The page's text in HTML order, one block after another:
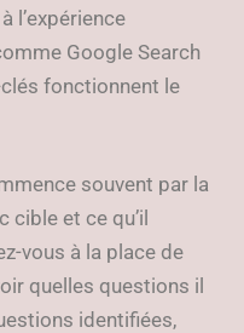
l’expérience
Google Search
fonctionnent le
souvent par la
et ce qu’il
vous à la place de
quelles questions il
identifiées,